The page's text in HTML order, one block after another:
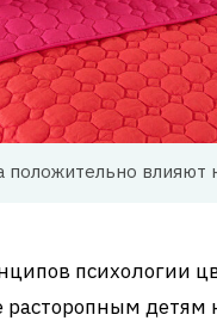
положительно влияют
психологии
расторопным детям